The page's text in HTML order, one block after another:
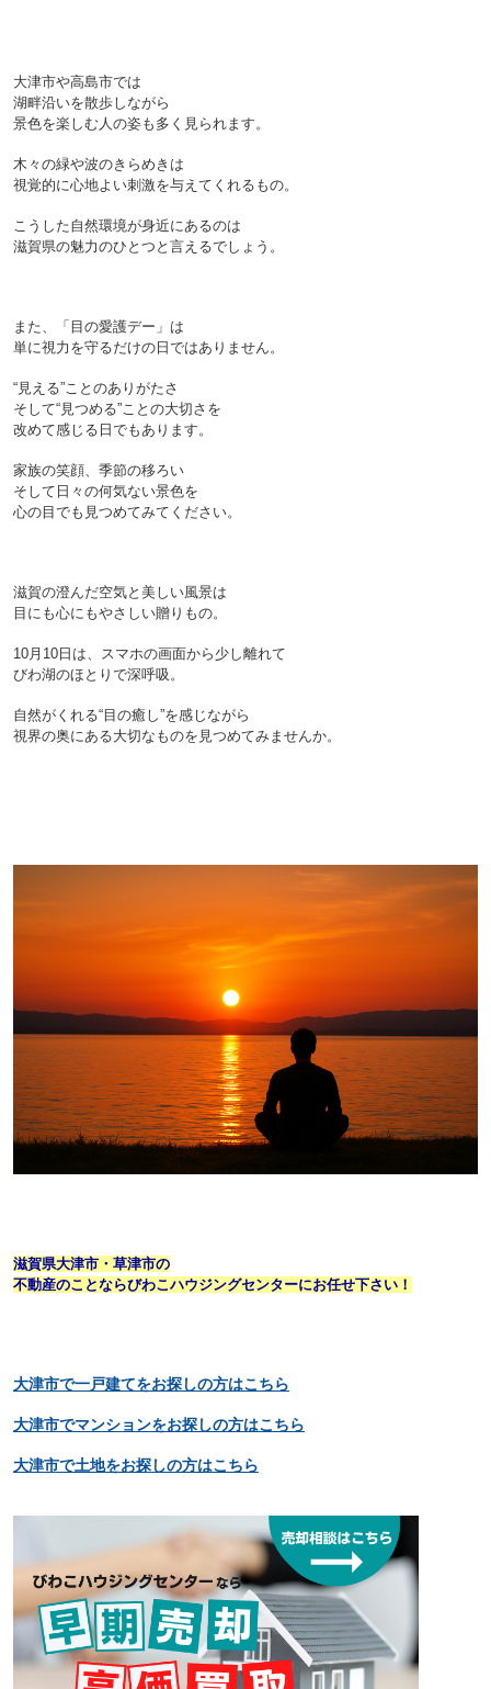
大津市や高島市では
湖畔沿いを散歩しながら
景色を楽しむ人の姿も多く見られます。
木々の緑や波のきらめきは
視覚的に心地よい刺激を与えてくれるもの。
こうした自然環境が身近にあるのは
滋賀県の魅力のひとつと言えるでしょう。
また、「目の愛護デー」は
単に視力を守るだけの日ではありません。
“見える”ことのありがたさ
そして“見つめる”ことの大切さを
改めて感じる日でもあります。
家族の笑顔、季節の移ろい
そして日々の何気ない景色を
心の目でも見つめてみてください。
滋賀の澄んだ空気と美しい風景は
目にも心にもやさしい贈りもの。
10月10日は、スマホの画面から少し離れて
びわ湖のほとりで深呼吸。
自然がくれる“目の癒し”を感じながら
視界の奥にある大切なものを見つめてみませんか。
滋賀県大津市・草津市の
不動産のことならびわこハウジングセンターにお任せ下さい！
大津市で一戸建てをお探しの方はこちら
大津市でマンションをお探しの方はこちら
大津市で土地をお探しの方はこちら